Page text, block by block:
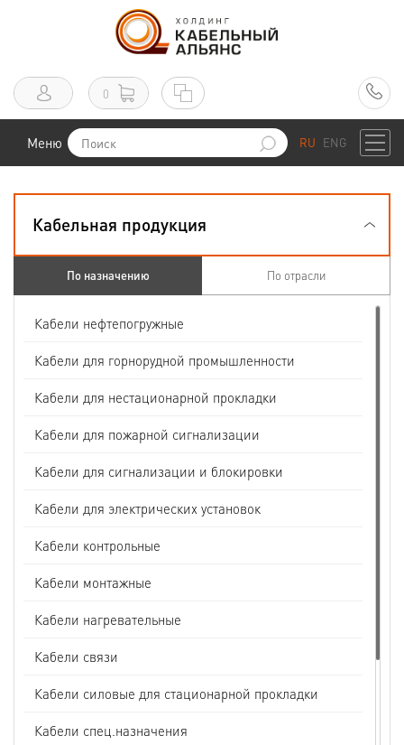
0
Меню RU ENG
Кабельная продукция
По назначению По отрасли
Кабели нефтепогружные
Кабели для горнорудной промышленности
Кабели для нестационарной прокладки
Кабели для пожарной сигнализации
Кабели для сигнализации и блокировки
Кабели для электрических установок
Кабели контрольные
Кабели монтажные
Кабели нагревательные
Кабели связи
Кабели силовые для стационарной прокладки
Кабели спец.назначения